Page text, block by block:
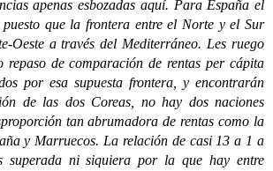
apenas esbozadas aquí. Para España el
puesto que la frontera entre el Norte y el Sur
Oeste a través del Mediterráneo. Les ruego
repaso de comparación de rentas per cápita
por esa supuesta frontera, y encontrarán
de las dos Coreas, no hay dos naciones
tan abrumadora de rentas como la
y Marruecos. La relación de casi 13 a 1 a
superada ni siquiera por la que hay entre